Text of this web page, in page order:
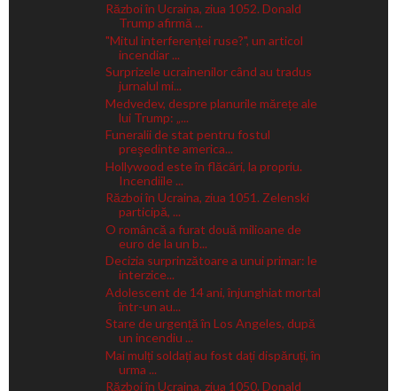
Război în Ucraina, ziua 1052. Donald
Trump afirmă ...
"Mitul interferenței ruse?", un articol
incendiar ...
Surprizele ucrainenilor când au tradus
jurnalul mi...
Medvedev, despre planurile mărețe ale
lui Trump: „...
Funeralii de stat pentru fostul
preşedinte america...
Hollywood este în flăcări, la propriu.
Incendiile ...
Război în Ucraina, ziua 1051. Zelenski
participă, ...
O româncă a furat două milioane de
euro de la un b...
Decizia surprinzătoare a unui primar: le
interzice...
Adolescent de 14 ani, înjunghiat mortal
într-un au...
Stare de urgență în Los Angeles, după
un incendiu ...
Mai mulți soldați au fost dați dispăruți, în
urma ...
Război în Ucraina, ziua 1050. Donald